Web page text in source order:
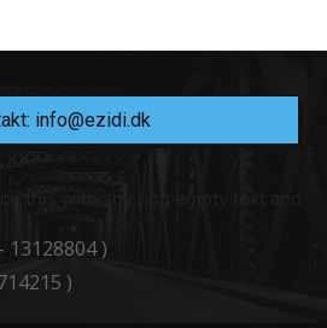
info@ezidi.dk
13128804 )
)